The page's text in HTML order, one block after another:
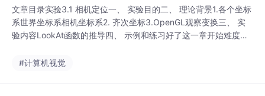
文章目录实验3.1 相机定位一、 实验目的二、 理论背景1.各个坐标
系世界坐标系相机坐标系2. 齐次坐标3.OpenGL观察变换三、 实
验内容LookAt函数的推导四、 示例和练习好了这一章开始难度比
nGL中观察变换（模视变换和投影变化）的基本原理掌握OpenGL
#计算机视觉